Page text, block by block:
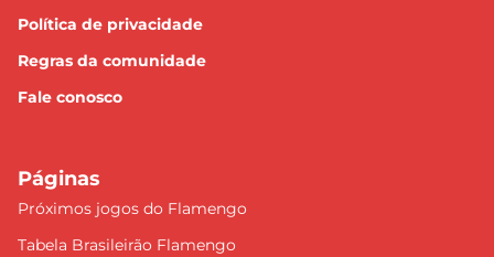
Política de privacidade
Regras da comunidade
Fale conosco
Páginas
Próximos jogos do Flamengo
Tabela Brasileirão Flamengo